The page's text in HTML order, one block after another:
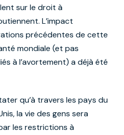
sur le droit à
L’impact
précédentes de cette
mondiale (et pas
à l’avortement) a déjà été
qu’à travers les pays du
la vie des gens sera
les restrictions à